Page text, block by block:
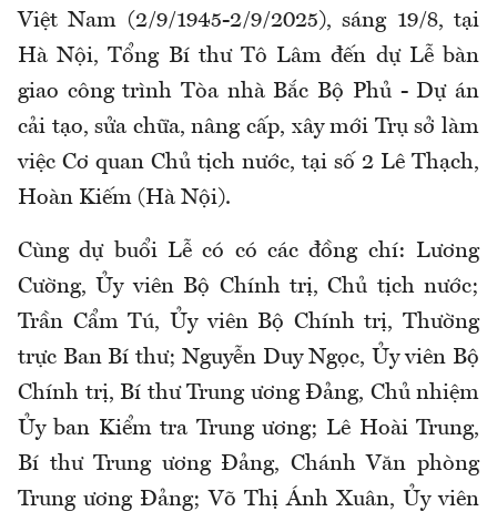
Việt Nam (2/9/1945-2/9/2025), sáng 19/8, tại
Hà Nội, Tổng Bí thư Tô Lâm đến dự Lễ bàn
giao công trình Tòa nhà Bắc Bộ Phủ - Dự án
cải tạo, sửa chữa, nâng cấp, xây mới Trụ sở làm
việc Cơ quan Chủ tịch nước, tại số 2 Lê Thạch,
Hoàn Kiếm (Hà Nội).
Cùng dự buổi Lễ có có các đồng chí: Lương
Cường, Ủy viên Bộ Chính trị, Chủ tịch nước;
Trần Cẩm Tú, Ủy viên Bộ Chính trị, Thường
trực Ban Bí thư; Nguyễn Duy Ngọc, Ủy viên Bộ
Chính trị, Bí thư Trung ương Đảng, Chủ nhiệm
Ủy ban Kiểm tra Trung ương; Lê Hoài Trung,
Bí thư Trung ương Đảng, Chánh Văn phòng
Trung ương Đảng; Võ Thị Ánh Xuân, Ủy viên